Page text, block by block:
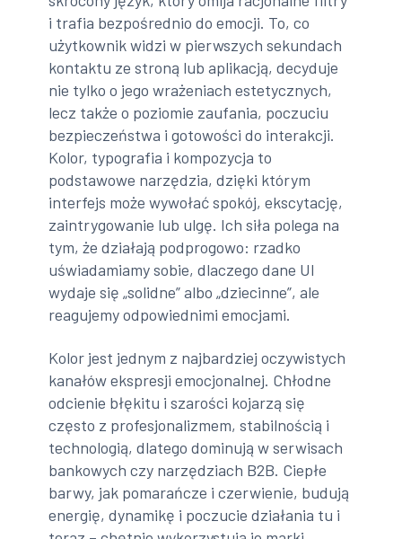
i trafia bezpośrednio do emocji. To, co
użytkownik widzi w pierwszych sekundach
kontaktu ze stroną lub aplikacją, decyduje
nie tylko o jego wrażeniach estetycznych,
lecz także o poziomie zaufania, poczuciu
bezpieczeństwa i gotowości do interakcji.
Kolor, typografia i kompozycja to
podstawowe narzędzia, dzięki którym
interfejs może wywołać spokój, ekscytację,
zaintrygowanie lub ulgę. Ich siła polega na
tym, że działają podprogowo: rzadko
uświadamiamy sobie, dlaczego dane UI
wydaje się „solidne” albo „dziecinne”, ale
reagujemy odpowiednimi emocjami.
Kolor jest jednym z najbardziej oczywistych
kanałów ekspresji emocjonalnej. Chłodne
odcienie błękitu i szarości kojarzą się
często z profesjonalizmem, stabilnością i
technologią, dlatego dominują w serwisach
bankowych czy narzędziach B2B. Ciepłe
barwy, jak pomarańcze i czerwienie, budują
energię, dynamikę i poczucie działania tu i